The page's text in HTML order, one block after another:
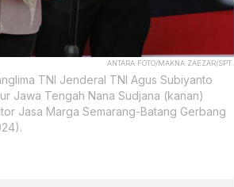
ANTARA FOTO/MAKNA ZAEZAR/SPT.
TNI Jenderal TNI Agus Subiyanto
Jawa Tengah Nana Sudjana (kanan)
Jasa Marga Semarang-Batang Gerbang